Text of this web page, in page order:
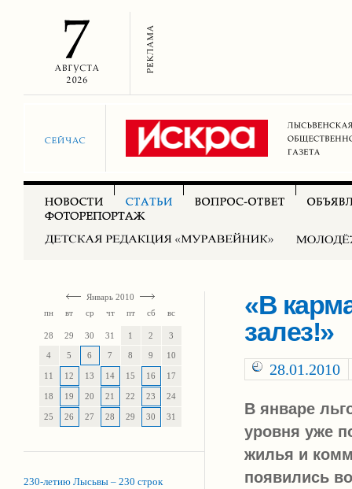
Январь 2010
пн
вт ср чт пт сб вс
28 29 30 31 1 2 3
4 5 6 7 8 9 10
11 12 13 14 15 16 17
18 19 20 21 22 23 24
25 26 27 28 29 30 31
230-летию Лысьвы – 230 строк
«В
залез!»
28.01.2010
В январе
уровня уже
жилья и
появились